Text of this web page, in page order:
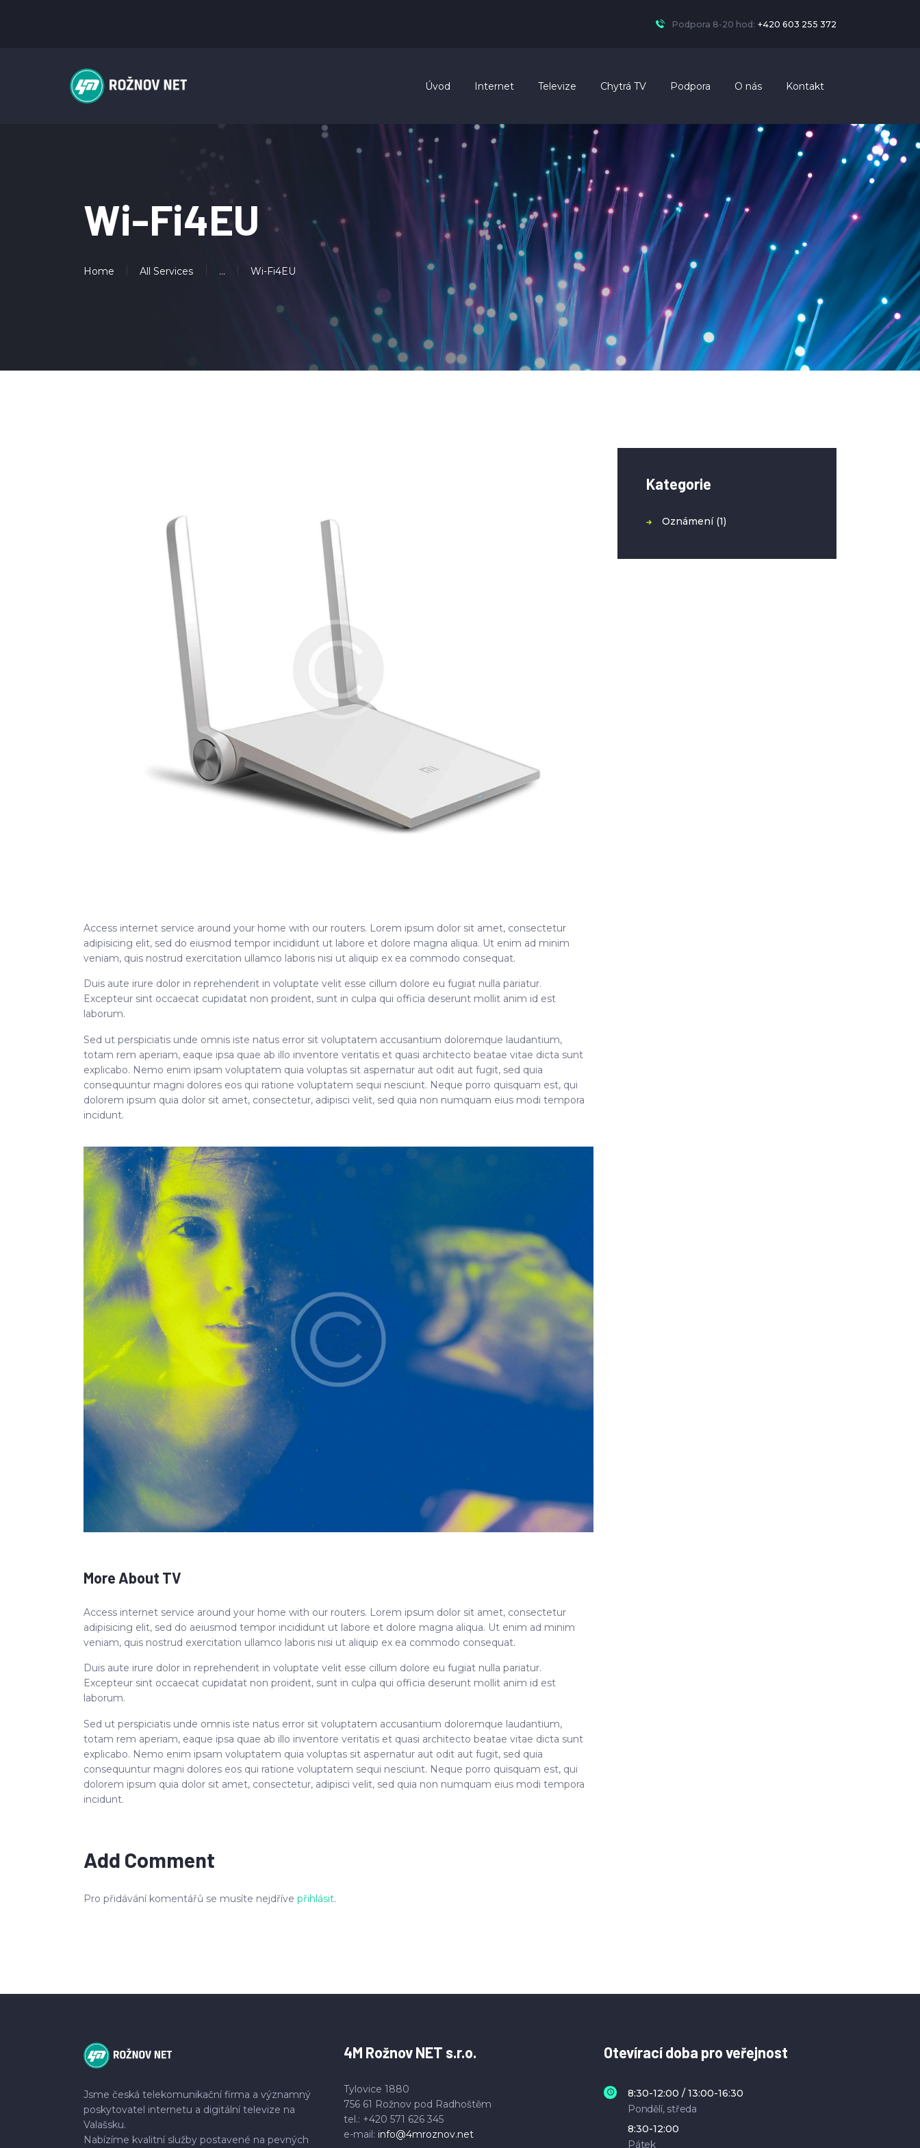
Podpora 8-20 hod: +420 603 255 372
Úvod Internet Televize Chytrá TV Podpora O nás Kontakt
Wi-Fi4EU
Home All Services ... Wi-Fi4EU
Access internet service around your home with our routers. Lorem ipsum dolor sit amet, consectetur
adipisicing elit, sed do eiusmod tempor incididunt ut labore et dolore magna aliqua. Ut enim ad minim
veniam, quis nostrud exercitation ullamco laboris nisi ut aliquip ex ea commodo consequat.
Duis aute irure dolor in reprehenderit in voluptate velit esse cillum dolore eu fugiat nulla pariatur.
Excepteur sint occaecat cupidatat non proident, sunt in culpa qui officia deserunt mollit anim id est
laborum.
Sed ut perspiciatis unde omnis iste natus error sit voluptatem accusantium doloremque laudantium,
totam rem aperiam, eaque ipsa quae ab illo inventore veritatis et quasi architecto beatae vitae dicta sunt
explicabo. Nemo enim ipsam voluptatem quia voluptas sit aspernatur aut odit aut fugit, sed quia
consequuntur magni dolores eos qui ratione voluptatem sequi nesciunt. Neque porro quisquam est, qui
dolorem ipsum quia dolor sit amet, consectetur, adipisci velit, sed quia non numquam eius modi tempora
incidunt.
More About TV
Access internet service around your home with our routers. Lorem ipsum dolor sit amet, consectetur
adipisicing elit, sed do aeiusmod tempor incididunt ut labore et dolore magna aliqua. Ut enim ad minim
veniam, quis nostrud exercitation ullamco laboris nisi ut aliquip ex ea commodo consequat.
Duis aute irure dolor in reprehenderit in voluptate velit esse cillum dolore eu fugiat nulla pariatur.
Excepteur sint occaecat cupidatat non proident, sunt in culpa qui officia deserunt mollit anim id est
laborum.
Sed ut perspiciatis unde omnis iste natus error sit voluptatem accusantium doloremque laudantium,
totam rem aperiam, eaque ipsa quae ab illo inventore veritatis et quasi architecto beatae vitae dicta sunt
explicabo. Nemo enim ipsam voluptatem quia voluptas sit aspernatur aut odit aut fugit, sed quia
consequuntur magni dolores eos qui ratione voluptatem sequi nesciunt. Neque porro quisquam est, qui
dolorem ipsum quia dolor sit amet, consectetur, adipisci velit, sed quia non numquam eius modi tempora
incidunt.
Add Comment
Pro přidávání komentářů se musíte nejdříve přihlásit.
Kategorie
Oznámení(1)
Jsme česká telekomunikační firma a významný
poskytovatel internetu a digitální televize na
Valašsku.
Nabízíme kvalitní služby postavené na pevných
4M Rožnov NET s.r.o.
Tylovice 1880
756 61 Rožnov pod Radhoštěm
tel.: +420 571 626 345
e-mail: info@4mroznov.net
Otevírací doba pro veřejnost
8:30-12:00 / 13:00-16:30
Pondělí, středa
8:30-12:00
Pátek